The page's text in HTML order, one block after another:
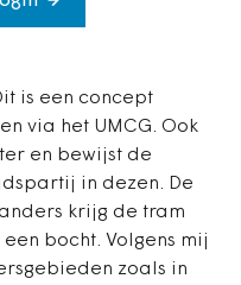
is een concept
via het UMCG. Ook
en bewijst de
in dezen. De
krijg de tram
bocht. Volgens mij
zoals in